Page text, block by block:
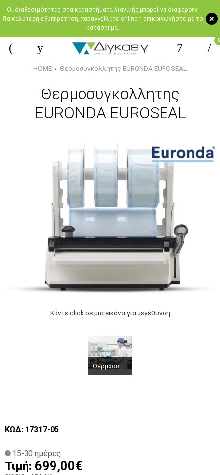
+
Oι διαθεσιμότητες στα καταστήματα λιανικής μπορεί να διαφέρουν.
Για καλύτερη εξυπηρέτηση, παραγγείλετε online ή επικοινωνήστε με το
κατάστημα.
0
HOME Θερμοσυγκολλητης EURONDA EUROSEAL
Θερμοσυγκολλητης
EURONDA EUROSEAL
Κάντε click σε μια εικόνα για μεγέθυνση
ΚΩΔ: 17317-05
15-30 ημέρες
Τιμή: 699,00€